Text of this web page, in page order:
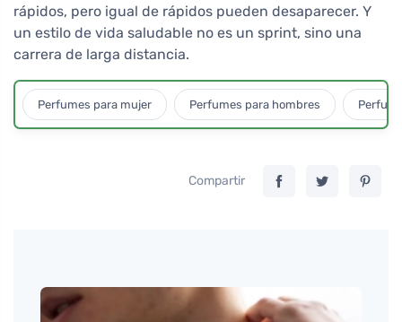
rápidos, pero igual de rápidos pueden desaparecer. Y
un estilo de vida saludable no es un sprint, sino una
carrera de larga distancia.
Perfumes para mujer Perfumes para hombres
Compartir